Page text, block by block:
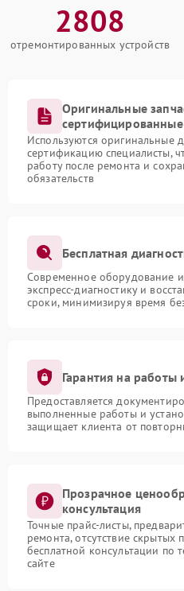
2808
отремонтированных устройств
Оригинальные
Используются оригинальные
сертификацию специалисты,
работу после ремонта и
обязательств
Бесплатная
Современное оборудование
экспресс-диагностику и
сроки, минимизируя время
Гарантия на работы
Предоставляется
выполненные работы и
защищает клиента от
Прозрачное
консультация
Точные прайс-листы,
ремонта, отсутствие скрытых
бесплатной консультации по
сайте